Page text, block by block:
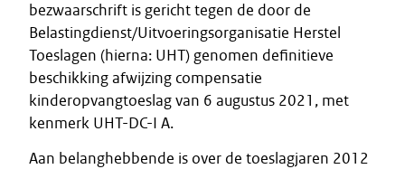
bezwaarschrift is gericht tegen de door de
Belastingdienst/Uitvoeringsorganisatie Herstel
Toeslagen (hierna: UHT) genomen definitieve
beschikking afwijzing compensatie
kinderopvangtoeslag van 6 augustus 2021, met
kenmerk UHT-DC-I A.
Aan belanghebbende is over de toeslagjaren 2012